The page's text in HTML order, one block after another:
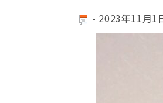
- 2023年11月1